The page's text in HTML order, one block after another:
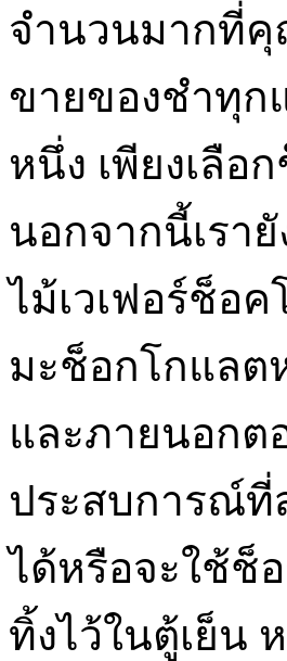
จำนวนมากที่
ขายของชำทุก
หนึ่ง เพียงเลื
นอกจากนี้เรา
ไม้เวเฟอร์ช็อ
มะช็อกโกแลต
และภายนอกต
ประสบการณ์
ได้หรือจะใช้ช็
ทิ้งไว้ในตู้เย็น